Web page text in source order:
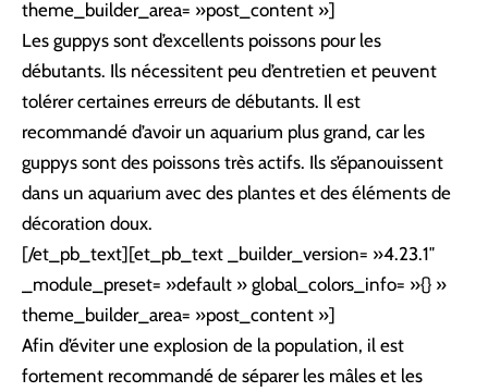
theme_builder_area= »post_content »]
Les guppys sont d’excellents poissons pour les
débutants. Ils nécessitent peu d’entretien et peuvent
tolérer certaines erreurs de débutants. Il est
recommandé d’avoir un aquarium plus grand, car les
guppys sont des poissons très actifs. Ils s’épanouissent
dans un aquarium avec des plantes et des éléments de
décoration doux.
[/et_pb_text][et_pb_text _builder_version= »4.23.1″
_module_preset= »default » global_colors_info= »{} »
theme_builder_area= »post_content »]
Afin d’éviter une explosion de la population, il est
fortement recommandé de séparer les mâles et les